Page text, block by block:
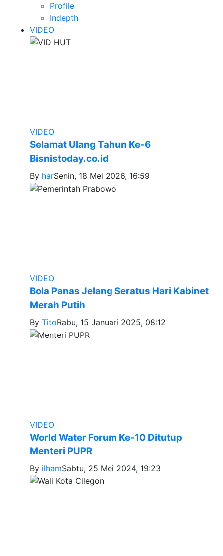
Profile
Indepth
VIDEO
VIDEO
Selamat Ulang Tahun Ke-6
Bisnistoday.co.id
By harSenin, 18 Mei 2026, 16:59
VIDEO
Bola Panas Jelang Seratus Hari Kabinet
Merah Putih
By TitoRabu, 15 Januari 2025, 08:12
VIDEO
World Water Forum Ke-10 Ditutup
Menteri PUPR
By ilhamSabtu, 25 Mei 2024, 19:23